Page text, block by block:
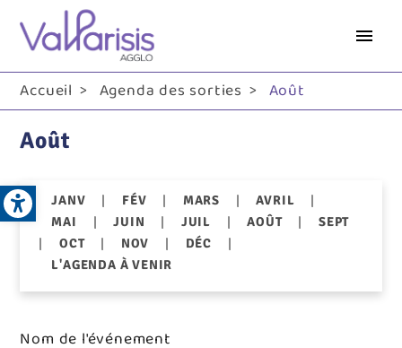
Open toolbar
Accueil Agenda des sorties Août
Août
JANV | FÉV | MARS | AVRIL |
MAI | JUIN | JUIL | AOÛT | SEPT
| OCT | NOV | DÉC |
L'AGENDA À VENIR
Nom de l'événement